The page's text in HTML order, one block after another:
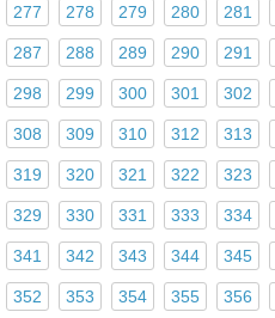
277 278 279 280 281
287 288 289 290 291
298 299 300 301 302
308 309 310 312 313
319 320 321 322 323
329 330 331 333 334
341 342 343 344 345
352 353 354 355 356